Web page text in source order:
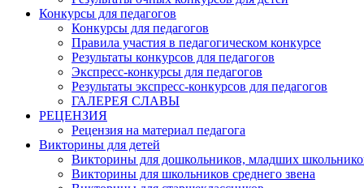
Конкурсы для педагогов
Конкурсы для педагогов
Правила участия в педагогическом конкурсе
Результаты конкурсов для педагогов
Экспресс-конкурсы для педагогов
Результаты экспресс-конкурсов для педагогов
ГАЛЕРЕЯ СЛАВЫ
РЕЦЕНЗИЯ
Рецензия на материал педагога
Викторины для детей
Викторины для дошкольников, младших
Викторины для школьников среднего звена